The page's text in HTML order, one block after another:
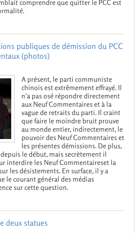
comprendre que quitter le PCC est
publiques de démission du PCC
(photos)
A présent, le parti communiste
chinois est extrêmement effrayé. Il
n'a pas osé répondre directement
aux Neuf Commentaires et à la
vague de retraits du parti. Il craint
que faire le moindre bruit prouve
au monde entier, indirectement, le
pouvoir des Neuf Commentaires et
les présentes démissions. De plus,
le début, mais secrètement il
interdire les Neuf Commentaireset la
les désistements. En surface, il y a
le courant général des médias
sur cette question.
deux statues